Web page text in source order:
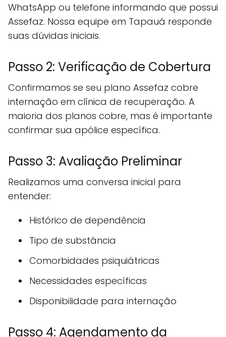
WhatsApp ou telefone informando que possui
Assefaz. Nossa equipe em Tapauá responde
suas dúvidas iniciais.
Passo 2: Verificação de Cobertura
Confirmamos se seu plano Assefaz cobre
internação em clínica de recuperação. A
maioria dos planos cobre, mas é importante
confirmar sua apólice específica.
Passo 3: Avaliação Preliminar
Realizamos uma conversa inicial para
entender:
Histórico de dependência
Tipo de substância
Comorbidades psiquiátricas
Necessidades específicas
Disponibilidade para internação
Passo 4: Agendamento da